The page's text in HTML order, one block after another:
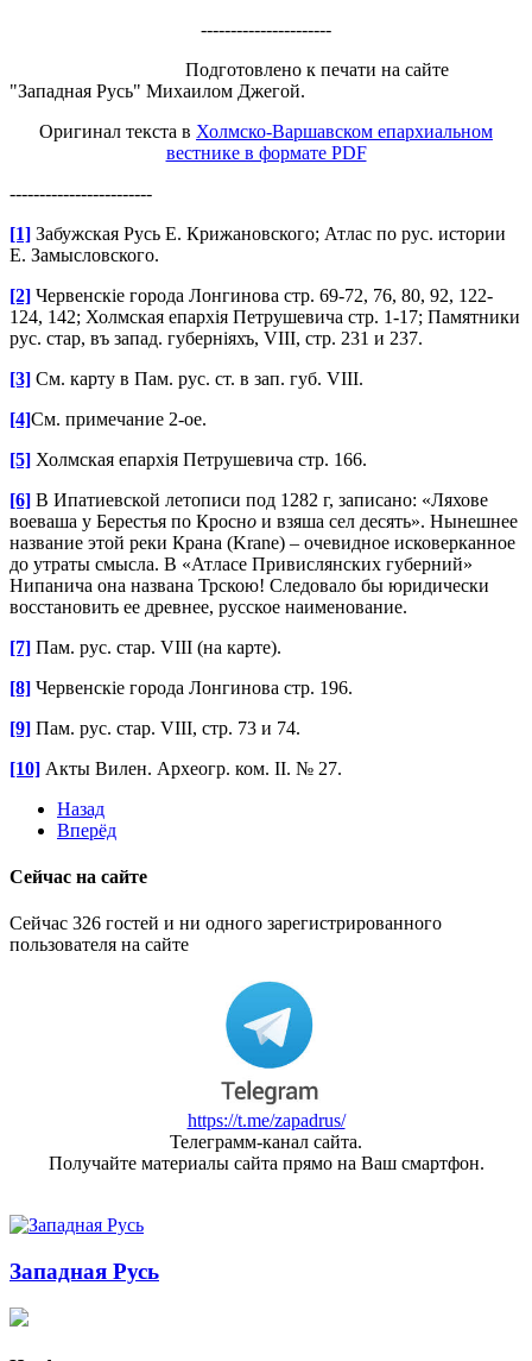
----------------------
Подготовлено к печати на сайте
"Западная Русь" Михаилом Джегой.
Оригинал текста в Холмско-Варшавском епархиальном
вестнике в формате PDF
------------------------
[1] Забужская Русь Е. Крижановского; Атлас по рус. истории
Е. Замысловского.
[2] Червенскіе города Лонгинова стр. 69-72, 76, 80, 92, 122-
124, 142; Холмская епархія Петрушевича стр. 1-17; Памятники
рус. стар, въ запад. губерніяхъ, VIII, стр. 231 и 237.
[3] См. карту в Пам. рус. ст. в зап. губ. VIII.
[4]См. примечание 2-ое.
[5] Холмская епархія Петрушевича стр. 166.
[6] В Ипатиевской летописи под 1282 г, записано: «Ляхове
воеваша у Берестья по Кросно и взяша сел десять». Нынешнее
название этой реки Крана (Krane) – очевидное исковерканное
до утраты смысла. В «Атласе Привислянских губерний»
Нипанича она названа Трскою! Следовало бы юридически
восстановить ее древнее, русское наименование.
[7] Пам. рус. стар. VIII (на карте).
[8] Червенскіе города Лонгинова стр. 196.
[9] Пам. рус. стар. VIII, стр. 73 и 74.
[10] Акты Вилен. Археогр. ком. II. № 27.
Назад
Вперёд
Сейчас на сайте
Сейчас 326 гостей и ни одного зарегистрированного
пользователя на сайте
https://t.me/zapadrus/
Телеграмм-канал сайта.
Получайте материалы сайта прямо на Ваш смартфон.
Западная Русь